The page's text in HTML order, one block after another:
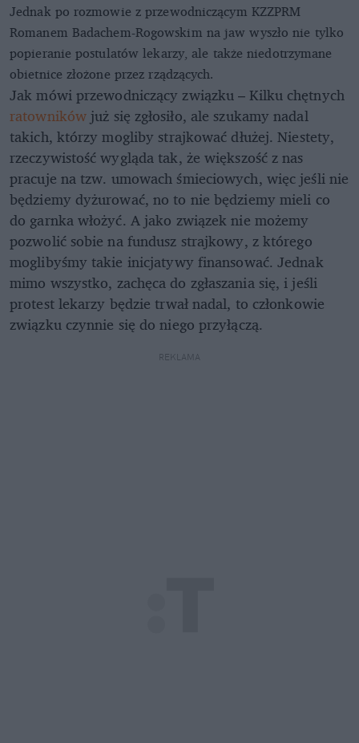
Jednak po rozmowie z przewodniczącym KZZPRM
Romanem Badachem-Rogowskim na jaw wyszło nie tylko
popieranie postulatów lekarzy, ale także niedotrzymane
obietnice złożone przez rządzących.
Jak mówi przewodniczący związku – Kilku chętnych
ratowników już się zgłosiło, ale szukamy nadal
takich, którzy mogliby strajkować dłużej. Niestety,
rzeczywistość wygląda tak, że większość z nas
pracuje na tzw. umowach śmieciowych, więc jeśli nie
będziemy dyżurować, no to nie będziemy mieli co
do garnka włożyć. A jako związek nie możemy
pozwolić sobie na fundusz strajkowy, z którego
moglibyśmy takie inicjatywy finansować. Jednak
mimo wszystko, zachęca do zgłaszania się, i jeśli
protest lekarzy będzie trwał nadal, to członkowie
związku czynnie się do niego przyłączą.
REKLAMA